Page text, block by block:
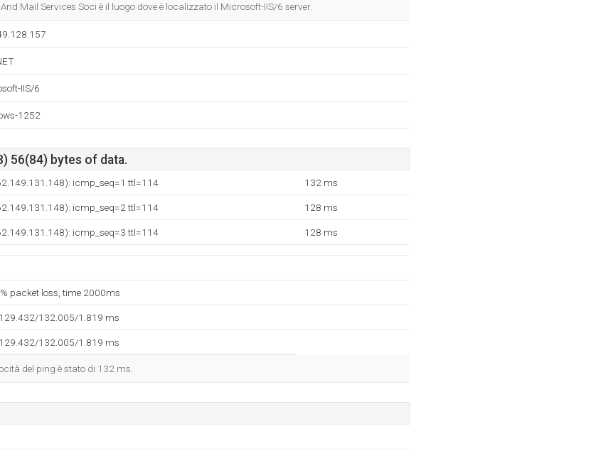
Mail Services Soci è il luogo dove è localizzato il Microsoft-IIS/6 server.
IIS/6
1252
56(84) bytes of data.
icmp_seq=1 ttl=114 132 ms
icmp_seq=2 ttl=114 128 ms
icmp_seq=3 ttl=114 128 ms
packet loss, time 2000ms
132.005/1.819 ms
132.005/1.819 ms
del ping è stato di 132 ms.